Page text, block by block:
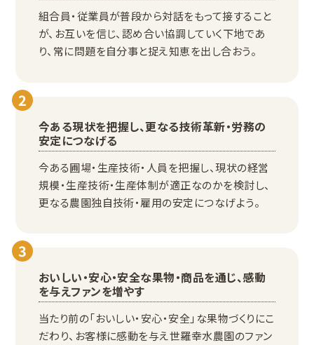
組合員・従業員が普段から対話をもって接すること
が、お互いを信じ、認め合い協調していく下地であ
り、常に問題を自分事と捉え知恵を出し合おう。
2
今ある現状を把握し、更なる技術革新・労務の
安定につなげる
今ある圃場・生産技術・人員を把握し、現状の経営
規模・生産技術・生産体制が適正なのかを検討し、
更なる農園独自技術・雇用の安定につなげよう。
3
おいしい・安心・安全な果物・商品を通じ、感動
を与えファンを増やす
当たり前の「おいしい・安心・安全」な果物づくりにこ
だわり、お客様に感動を与え世羅幸水農園のファン